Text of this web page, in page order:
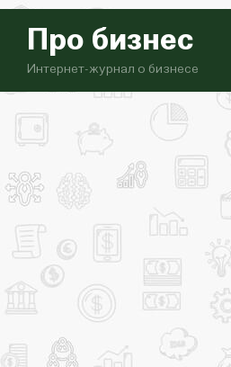
Про бизнес
Интернет-журнал о бизнесе